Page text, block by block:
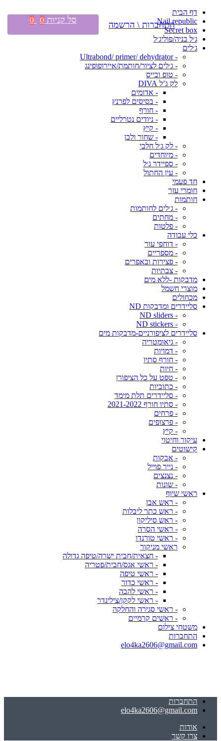
דף הבית
Nail republic
Secret box
ג׳ל בניה/פוליג׳ל
ג׳לים
- Ultrabond/ primer/ dehydrator
- ג׳לים לציור/חותמת/איירופופינג
- טופ ובייס
לק ג’ל DIVA
- אדומים
- בסיסים לפרנץ
- חורף
- ניודים נטרליים
- קיץ
- שחור ולבן
- לק ג׳ל חלבי
- מיוחדים
- ספיידר ג׳ל
- עין החתול
חד פעמי
חומרי עזר
חותמות
- ג׳לים לחותמות
- מחתים
- פלטות
כלי עבודה
- דוחפי עור
- מספריים
- פצירות ובאפרים
- צבתיות
מדבקות -ללא מים
מוצרי חשמל
מכחולים
סליידרים ומדבקות ND
- ND sliders
- ND stickers
סליידרים לציפורניים-מדבקות מים
- גיאומטריה
- דמויות
- חורף סתיו
- חיות
- טפט על כל הציפורן
- כתוביות
- סליידרים תלת מימד
- סתיו חורף 2021-2022
- פרחים
- פרצופים
- קיץ
עיקור וחיטוי
קישוטים
- אבקות
- נייר פוייל
- נצנצים
- שונות
ראשי שיוף
- ראש אבן
- ראש כתר ליבלות
- ראש סיליקון
- ראשי הסרה
- ראשי טורנדו
ראשי מניקור
- חצאית/חבית ישרה/טיפה גדולה
- ראשי אגס/חבית/פטריה
- ראשי טיפה
- ראשי כדור
- ראשי להבה
- ראשי לקקן/צילינדר
- ראשי סגירה והחלקה
- ראשים קרמיים
משטחי צילום
התחברות
elo4ka2606@gmail.com
התחברות
elo4ka2606@gmail.com
אודות
צרו קשר
התחברות \ הרשמה סל קניות 0
0